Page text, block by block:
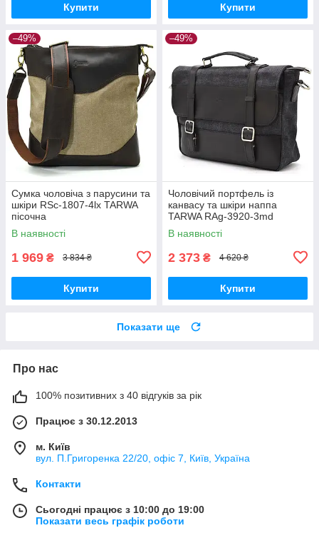
Купити Купити
–49%
Сумка чоловіча з парусини та
шкіри RSc-1807-4lx TARWA
пісочна
В наявності
1 969 ₴ 3 834 ₴
Купити
–49%
Чоловічий портфель із
канвасу та шкіри наппа
TARWA RAg-3920-3md
В наявності
2 373 ₴ 4 620 ₴
Купити
Показати ще
Про нас
100% позитивних з 40 відгуків за рік
Працює з 30.12.2013
м. Київ
вул. П.Григоренка 22/20, офіс 7, Київ, Україна
Контакти
Сьогодні працює з 10:00 до 19:00
Показати весь графік роботи